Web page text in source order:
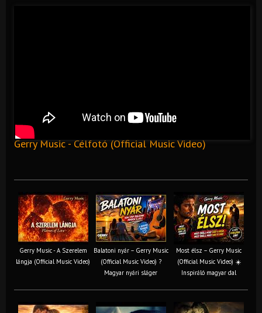
Gerry Music - Célfotó (Official Music Video)
Gerry Music - A Szerelem
lángja (Official Music Video)
Balatoni nyár – Gerry Music
(Official Music Video) ?
Magyar nyári sláger
Most élsz – Gerry Music
(Official Music Video) ☀️
Inspiráló magyar dal